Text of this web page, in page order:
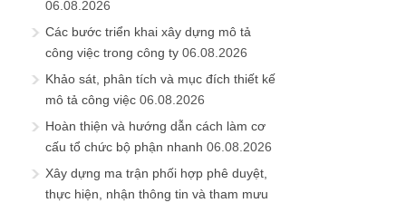
06.08.2026
Các bước triển khai xây dựng mô tả
công việc trong công ty 06.08.2026
Khảo sát, phân tích và mục đích thiết kế
mô tả công việc 06.08.2026
Hoàn thiện và hướng dẫn cách làm cơ
cấu tổ chức bộ phận nhanh 06.08.2026
Xây dựng ma trận phối hợp phê duyệt,
thực hiện, nhận thông tin và tham mưu